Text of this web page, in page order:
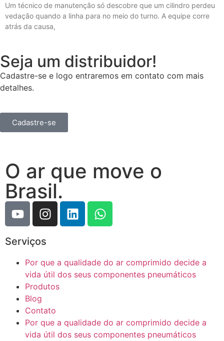
Um técnico de manutenção só descobre que um cilindro perdeu
vedação quando a linha para no meio do turno. A equipe corre
atrás da causa,
Seja um distribuidor!
Cadastre-se e logo entraremos em contato com mais
detalhes.
Cadastre-se
O ar que move o
Brasil.
Serviços
Por que a qualidade do ar comprimido decide a
vida útil dos seus componentes pneumáticos
Produtos
Blog
Contato
Por que a qualidade do ar comprimido decide a
vida útil dos seus componentes pneumáticos